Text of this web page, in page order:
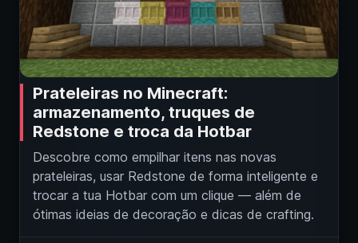
Prateleiras no Minecraft:
armazenamento, truques de
Redstone e troca da Hotbar
Descobre como empilhar itens nas novas
prateleiras, usar Redstone de forma inteligente e
trocar a tua Hotbar com um clique — além de
ótimas ideias de decoração e dicas de crafting.